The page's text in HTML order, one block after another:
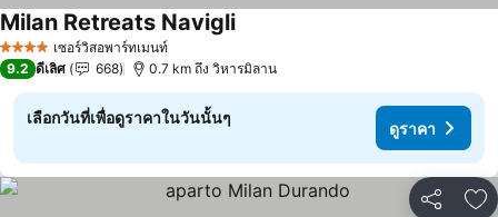
4 ดาว เซอร์วิสอพาร์ทเมนท์
Milan Retreats Navigliดูราคา
9.2 ดีเลิศ 668 0.7 km ถึง วิหารมิลาน
เลือกวันที่เพื่อดูราคาในวันนั้นๆ
ดูราคา
แชร์ เ